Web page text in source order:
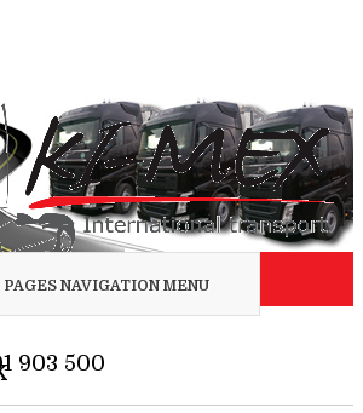
903 500
PAGES NAVIGATION MENU